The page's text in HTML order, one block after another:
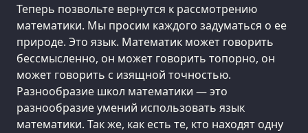
Теперь позвольте вернутся к рассмотрению
математики. Мы просим каждого задуматься о ее
природе. Это язык. Математик может говорить
бессмысленно, он может говорить топорно, он
может говорить с изящной точностью.
Разнообразие школ математики — это
разнообразие умений использовать язык
математики. Так же, как есть те, кто находят одну